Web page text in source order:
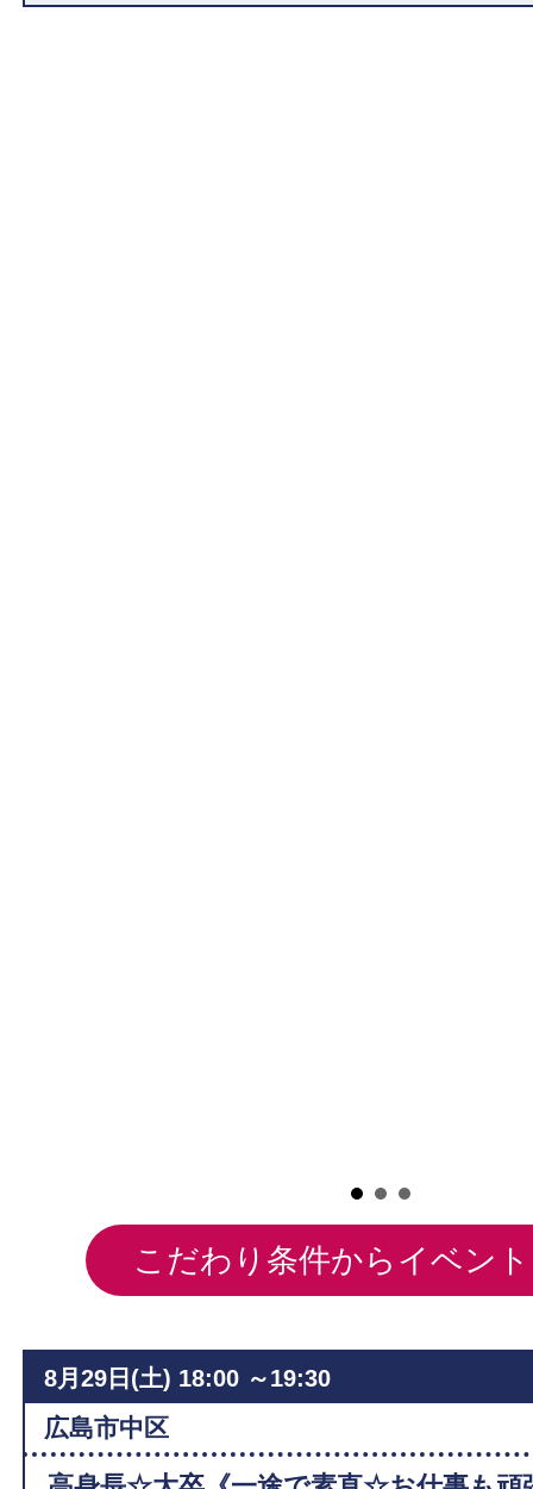
こだわり条件からイベン
8月29日(土) 18:00 ～19:30
広島市中区